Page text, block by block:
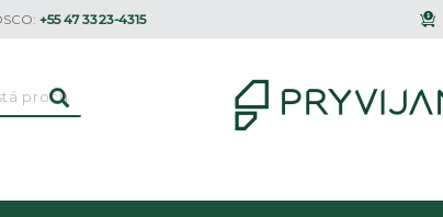
+55 47 3323-4315